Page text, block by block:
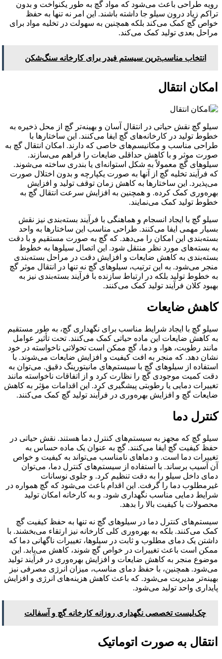
رویه طراحی باعث می‌شود که مواد گچ به طور یکنواخت و بدون
تراکم زیاد درون سیلو جا داشته باشند. این امر نه تنها به حفظ
خواص گچ کمک می‌کند بلکه همچنین به سهولت در تخلیه مواد برای
مراحل بعدی تولید کمک می‌کند.
انتخاب مناسب‌ترین سیستم فیدر برای کارخانه سنگ‌شکن
امکان انتقال
سیلو گچ نقش حیاتی در انتقال آسان و بهینه‌تر گچ از محل ذخیره به
خطوط تولید در کارخانه‌های گچ ایفا می‌کنند. این ساختارها با
طراحی مناسب و مکانیسم‌های خاصی که دارند. امکان انتقال گچ به
صورت موثر و با کاهش حداقلی ضایعات را فراهم می‌سازند.
سیلوهای گچ معمولاً به شکل استوانه‌ای یا بندری ساخته می‌شوند.
که فرآیند تخلیه گچ از آنها به صورت یکپارچه و بدون اختلال صورت
می‌پذیرد. این ساختارها به کاهش زمان توقف تولید و افزایش
بهره‌وری کمک کرده. و همچنین به افزایش سرعت انتقال گچ به
خطوط تولید کمک می‌نمایند.
سیلو گچ با ایجاد انسجام و هماهنگی با فرآیند بسته‌بندی نیز نقش
بسیار مهمی ایفا می‌کنند. طراحی مناسب این ساختارها به واحد
بسته‌بندی این امکان را می‌دهد. که گچ به صورت مستقیم و با دقت
به بسته‌های مورد نظر منتقل شود. این اتصال سیلوها به خطوط
بسته‌بندی به کاهش ضایعات و افزایش دقت در مراحل بسته‌بندی
منجر می‌شود. به این ترتیب، سیلوهای گچ نه تنها در انتقال موثر گچ
به خطوط تولید بلکه در ارتباط سازنده با فرآیند بسته‌بندی نیز به
بهبود کلان فرآیند تولید کمک می‌کنند.
کاهش ضایعات
سیلو گچ با ایجاد شرایط مناسب برای نگهداری گچ، به طور مستقیم
به کاهش ضایعات این ماده حیاتی کمک می‌کنند. تحت تأثیر عوامل
مانند رطوبت، هوا، و دما، گچ ممکن است تحولاتی ناخواسته در خود
نشان دهد. که منجر به افت کیفیت و افزایش ضایعات می‌شوند. با
استفاده از سیلوهای گچ با سیستم‌های مانیتورینگ دقیق. می‌توان به
دقت کمیت موجودی گچ را نظارت کرد و از اتفاقات ناخواسته مانند
تغییرات دمایی یا رطوبتی پیشگیری کرد. این اقدامات مؤثر به کاهش
ضایعات گچ و افزایش بهره‌وری در فرآیند تولید گچ کمک می‌کنند.
کنترل دما
سیلو گچ که مجهز به سیستم‌های کنترل دما هستند. نقش حیاتی در
حفظ کیفیت گچ ایفا می‌کنند. گچ به عنوان یک ماده حساس به
تغییرات دما است. و دماهای نامناسب می‌تواند به کیفیت و خواص
آن آسیب برساند. با استفاده از سیستم‌های کنترل دما، می‌توان
دمای داخل سیلو را به دقت تنظیم کرد. و جلوی نوسانات
غیرمطلوب دما را گرفت. این اقدام باعث می‌شود که گچ همواره در
شرایط دمایی مناسب نگهداری شود. و به کارخانه امکان تولید
محصولات با کیفیت بالا را بدهد.
سیستم‌های کنترل دما در سیلوهای گچ نه تنها به حفظ کیفیت گچ
کمک می‌کنند. بلکه به بهره‌وری کلی کارخانه نیز ارتقاء می‌بخشند. با
داشتن یک دمای مطلوب و ثابت در سیلوها، تغییرات ناگهانی دما که
ممکن است باعث تغییرات در خواص گچ شوند، کاهش می‌یابد. این
موضوع منجر به کاهش ضایعات و افزایش بهره‌وری در فرآیند تولید
می‌شود. همچنین، با حفظ دمای مناسب، میزان انرژی مصرفی نیز
بهینه‌تر مدیریت می‌شود. که باعث کاهش هزینه‌های انرژی و افزایش
پایداری واحد تولید می‌شود.
چک‌لیست تخصصی نگهداری روزانه کارخانه گچ و آسفالت
انتقال به صورت اتوماتیک